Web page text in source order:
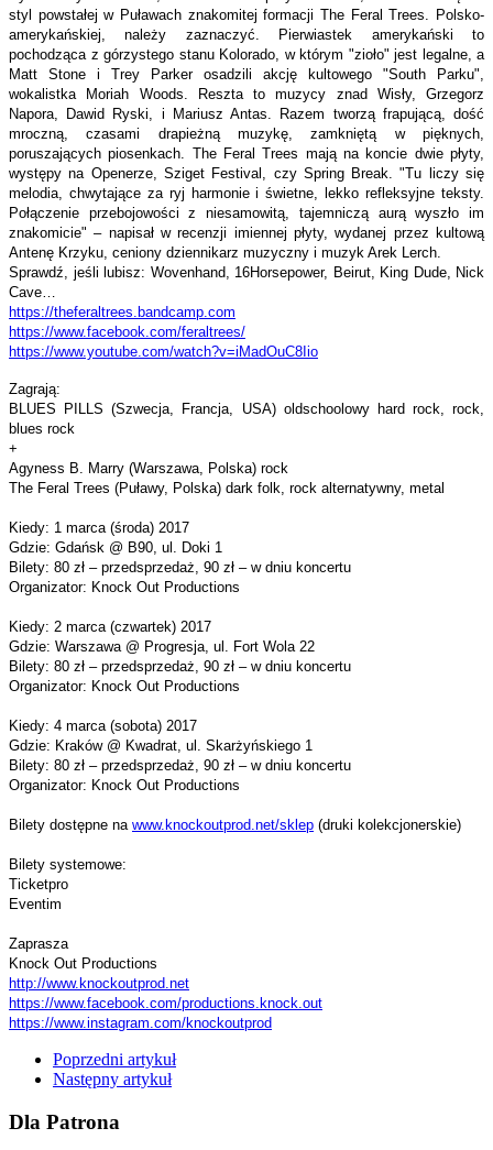
styl powstałej w Puławach znakomitej formacji The Feral Trees. Polsko-
amerykańskiej, należy zaznaczyć. Pierwiastek amerykański to
pochodząca z górzystego stanu Kolorado, w którym "zioło" jest legalne, a
Matt Stone i Trey Parker osadzili akcję kultowego "South Parku",
wokalistka Moriah Woods. Reszta to muzycy znad Wisły, Grzegorz
Napora, Dawid Ryski, i Mariusz Antas. Razem tworzą frapującą, dość
mroczną, czasami drapieżną muzykę, zamkniętą w pięknych,
poruszających piosenkach. The Feral Trees mają na koncie dwie płyty,
występy na Openerze, Sziget Festival, czy Spring Break. "Tu liczy się
melodia, chwytające za ryj harmonie i świetne, lekko refleksyjne teksty.
Połączenie przebojowości z niesamowitą, tajemniczą aurą wyszło im
znakomicie" – napisał w recenzji imiennej płyty, wydanej przez kultową
Antenę Krzyku, ceniony dziennikarz muzyczny i muzyk Arek Lerch.
Sprawdź, jeśli lubisz: Wovenhand, 16Horsepower, Beirut, King Dude, Nick
Cave…
https://theferaltrees. bandcamp.com
https://www.facebook.com/feraltrees/
https://www.youtube.com/watch?v=iMadOuC8Iio
Zagrają:
BLUES PILLS (Szwecja, Francja, USA) oldschoolowy hard rock, rock,
blues rock
+
Agyness B. Marry (Warszawa, Polska) rock
The Feral Trees (Puławy, Polska) dark folk, rock alternatywny, metal
Kiedy: 1 marca (środa) 2017
Gdzie: Gdańsk @ B90, ul. Doki 1
Bilety: 80 zł – przedsprzedaż, 90 zł – w dniu koncertu
Organizator: Knock Out Productions
Kiedy: 2 marca (czwartek) 2017
Gdzie: Warszawa @ Progresja, ul. Fort Wola 22
Bilety: 80 zł – przedsprzedaż, 90 zł – w dniu koncertu
Organizator: Knock Out Productions
Kiedy: 4 marca (sobota) 2017
Gdzie: Kraków @ Kwadrat, ul. Skarżyńskiego 1
Bilety: 80 zł – przedsprzedaż, 90 zł – w dniu koncertu
Organizator: Knock Out Productions
Bilety dostępne na www.knockoutprod.net/sklep (druki kolekcjonerskie)
Bilety systemowe:
Ticketpro
Eventim
Zaprasza
Knock Out Productions
http://www.knockoutprod.net
https://www.facebook.com/productions.knock.out
https://www.instagram.com/knockoutprod
Poprzedni artykuł
Następny artykuł
Dla Patrona